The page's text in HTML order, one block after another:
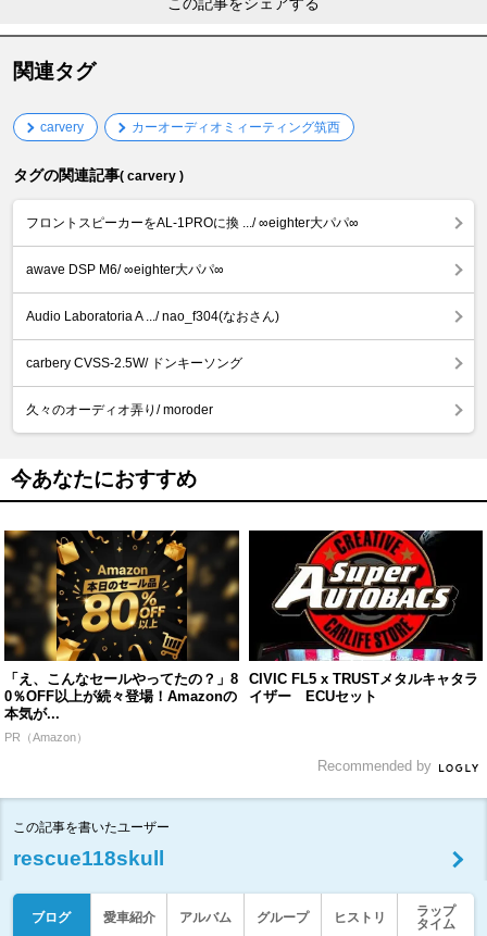
この記事をシェアする
関連タグ
carvery カーオーディオミィーティング筑西
タグの関連記事( carvery )
フロントスピーカーをAL-1PROに換 .../ ∞eighter大パパ∞
awave DSP M6/ ∞eighter大パパ∞
Audio Laboratoria A .../ nao_f304(なおさん)
carbery CVSS-2.5W/ ドンキーソング
久々のオーディオ弄り/ moroder
今あなたにおすすめ
「え、こんなセールやってたの？」8
0％OFF以上が続々登場！Amazonの
本気が...
PR（Amazon）
CIVIC FL5 x TRUSTメタルキャタラ
イザー ECUセット
Recommended by
この記事を書いたユーザー
rescue118skull
ブログ 愛車紹介 アルバム グループ ヒストリ
ラップ
タイム